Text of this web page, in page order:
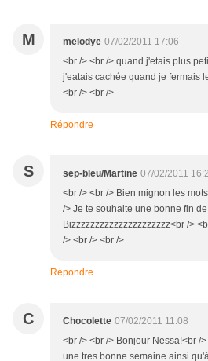
M melodye 07/02/2011 17:06
<br /> <br /> quand j'etais plus
j'eatais cachée quand je fermais
<br /> <br />
Répondre
S sep-bleu/Martine 07/02/2011
<br /> <br /> Bien mignon les
/> Je te souhaite une bonne fin
Bizzzzzzzzzzzzzzzzzzzzz<br />
/> <br /> <br />
Répondre
C Chocolette 07/02/2011 11:08
<br /> <br /> Bonjour Nessa!<br /
une tres bonne semaine ainsi